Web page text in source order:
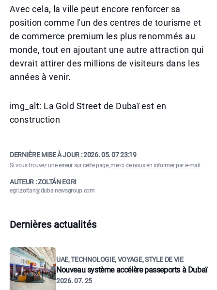
Avec cela, la ville peut encore renforcer sa
position comme l'un des centres de tourisme et
de commerce premium les plus renommés au
monde, tout en ajoutant une autre attraction qui
devrait attirer des millions de visiteurs dans les
années à venir.
img_alt: La Gold Street de Dubaï est en
construction
DERNIÈRE MISE À JOUR :2026. 05. 07 23:19
Si vous trouvez une erreur sur cette page,merci de nous en informer par e-mail .
AUTEUR : ZOLTÁN EGRI
egri.zoltan@dubainewsgroup.com
Dernières actualités
UAE, TECHNOLOGIE, VOYAGE, STYLE DE VIE
Nouveau système accélère passeports à Dubaï
2026. 07. 25